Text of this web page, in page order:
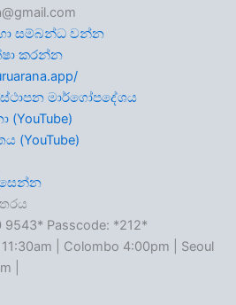
සම්බන්ධ වන්න
කරන්න
ස්ථාපන මාර්ගෝපදේශය
(YouTube)
9543* Passcode: *212*
| Colombo 4:00pm | Seoul
|